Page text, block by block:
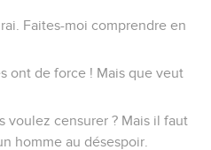
Faites-moi comprendre en
ont de force ! Mais que veut
voulez censurer ? Mais il faut
homme au désespoir.